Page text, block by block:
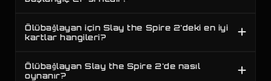
Ölübağlayan için Slay the Spire 2'deki en iyi
kartlar hangileri?
Ölübağlayan Slay the Spire 2'de nasıl
oynanır?